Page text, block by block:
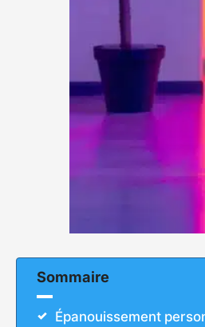
Sommaire
Épanouissement